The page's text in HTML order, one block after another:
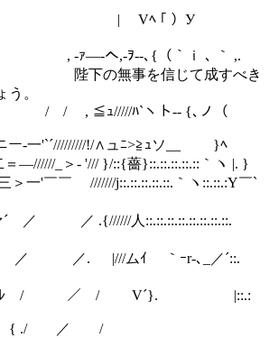
ﾍ ｢ ）У
,-ｦ--､{（｀ｉ ､ ｀ ,.
下の無事を信じて成すべき
う。
ﾊ`ヽト-- {､ノ（
一'`´/////////!/∧ュﾆ>≧ｭソ__ }ﾍ
＝―//////_＞- '/// }/::{薔}::.::.::.::.::｀ヽ |. }
＞一'￣￣ ///////j::.::.::.::.::.｀ヽ::.::.:Y￣`
´ ／ ／ .{//////人::.::.::.::.::.::.::.::.
/ ／ ／. |///ムｲ ｀ｰr-､_／´::.
/ V´}. |::.:
／ /